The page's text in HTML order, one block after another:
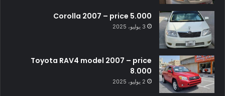
Corolla 2007 – price 5.000
3 يوليو، 2025
Toyota RAV4 model 2007 – price
8.000
2 يوليو، 2025